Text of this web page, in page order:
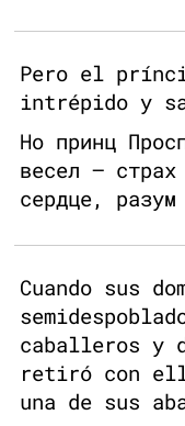
Pero el
intrépido y
Но принц
весел —
сердце,
Cuando sus
caballeros y
retiró con
una de sus